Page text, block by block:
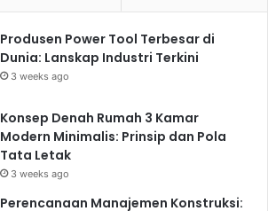
Produsen Power Tool Terbesar di
Dunia: Lanskap Industri Terkini
3 weeks ago
Konsep Denah Rumah 3 Kamar
Modern Minimalis: Prinsip dan Pola
Tata Letak
3 weeks ago
Perencanaan Manajemen Konstruksi: